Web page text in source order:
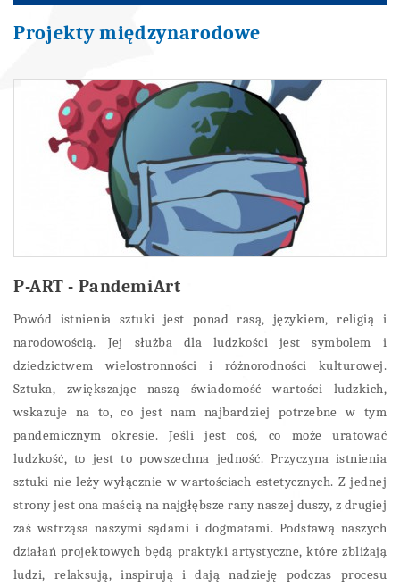
Projekty międzynarodowe
P-ART - PandemiArt
Powód istnienia sztuki jest ponad rasą, językiem, religią i
narodowością. Jej służba dla ludzkości jest symbolem i
dziedzictwem wielostronności i różnorodności kulturowej.
Sztuka, zwiększając naszą świadomość wartości ludzkich,
wskazuje na to, co jest nam najbardziej potrzebne w tym
pandemicznym okresie. Jeśli jest coś, co może uratować
ludzkość, to jest to powszechna jedność. Przyczyna istnienia
sztuki nie leży wyłącznie w wartościach estetycznych. Z jednej
strony jest ona maścią na najgłębsze rany naszej duszy, z drugiej
zaś wstrząsa naszymi sądami i dogmatami. Podstawą naszych
działań projektowych będą praktyki artystyczne, które zbliżają
ludzi, relaksują, inspirują i dają nadzieję podczas procesu